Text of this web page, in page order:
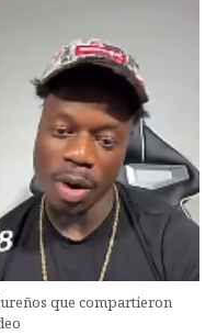
que compartieron